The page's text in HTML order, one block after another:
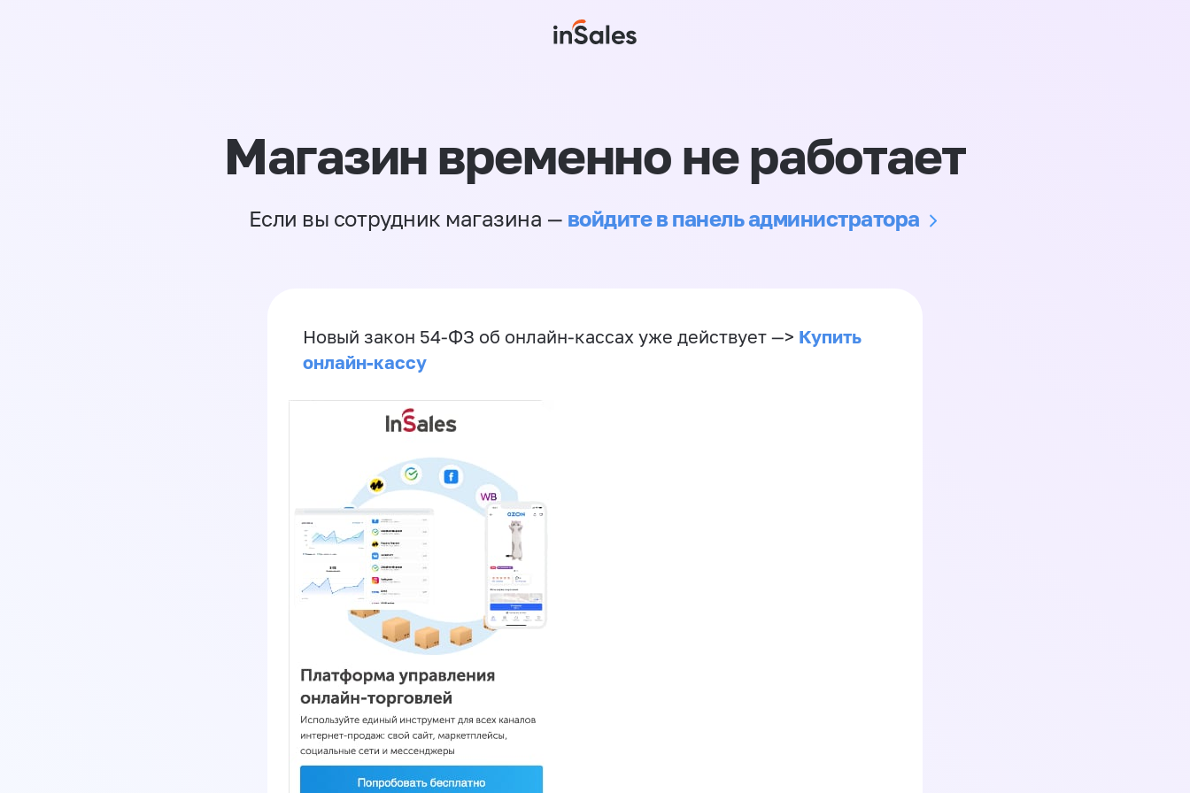
Магазин временно не работает
Если вы сотрудник магазина — войдите в панель администратора
Новый закон 54-ФЗ об онлайн-кассах уже действует —> Купить
онлайн-кассу